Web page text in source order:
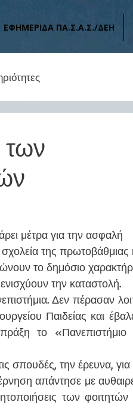
ΕΦΗΜΕΡΙΔΑ ΠΑ.Σ.Α.Σ./ΔΕΗ
των
σχολεία της πρωτοβάθμιας
το δημόσιο
την καταστολή.
Παιδείας και
το «Πανεπιστήμιο
απάντησε με
των